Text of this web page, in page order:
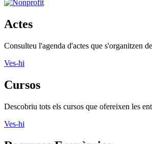
Actes
Consulteu l'agenda d'actes que s'organitzen
Ves-hi
Cursos
Descobriu tots els cursos que ofereixen les
Ves-hi